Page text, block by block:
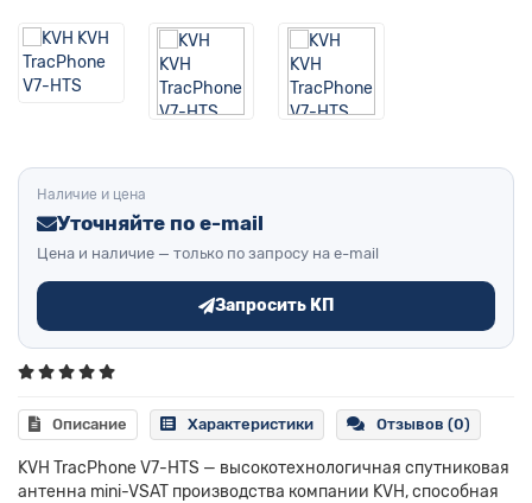
Наличие и цена
Уточняйте по e-mail
Цена и наличие — только по запросу на e-mail
Запросить КП
Описание Характеристики Отзывов (0)
KVH TracPhone V7-HTS — высокотехнологичная спутниковая
антенна mini-VSAT производства компании KVH, способная